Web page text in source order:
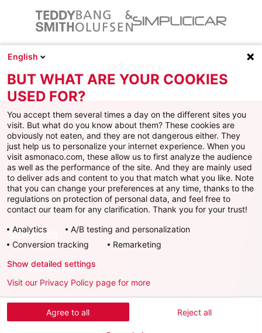
Facebook
X Instagram
YoutubeTikTokTwitch
AS MONACO
SERVICES
INFORMATIONS
Télécharger l'AS Monaco App
English
BUT WHAT ARE YOUR COOKIES
USED FOR?
You accept them several times a day on the different sites you
visit. But what do you know about them? These cookies are
obviously not eaten, and they are not dangerous either. They
just help us to personalize your internet experience. When you
visit asmonaco.com, these allow us to first analyze the audience
as well as the performance of the site. And they are mainly used
to deliver ads and content to you that match what you like. Note
that you can change your preferences at any time, thanks to the
regulations on protection of personal data, and feel free to
contact our team for any clarification. Thank you for your trust!
Analytics
A/B testing and personalization
Conversion tracking
Remarketing
Agree to all Reject all
Show detailed settings
Visit our Privacy Policy page for more